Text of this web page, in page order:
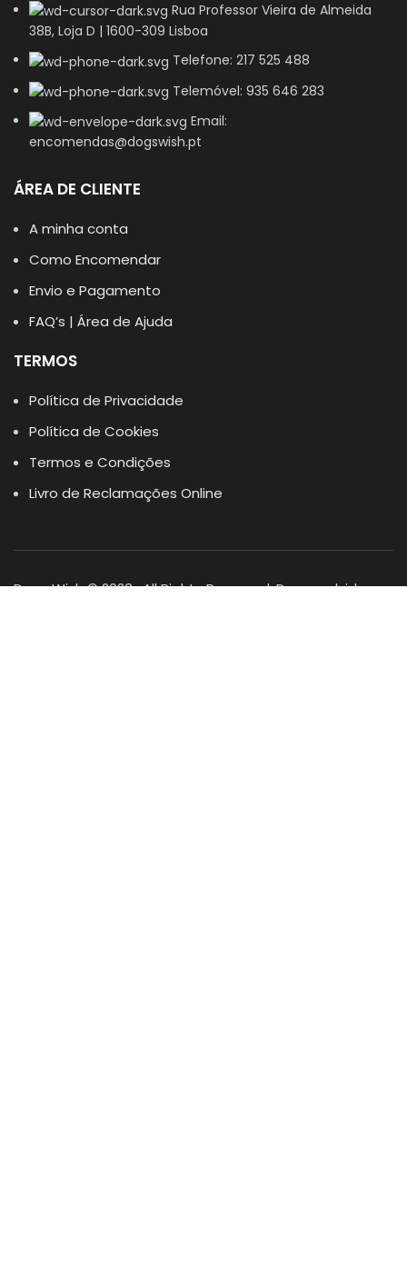
Rua Professor Vieira de Almeida
38B, Loja D | 1600-309 Lisboa
Telefone: 217 525 488
Telemóvel: 935 646 283
Email:
encomendas@dogswish.pt
ÁREA DE CLIENTE
A minha conta
Como Encomendar
Envio e Pagamento
FAQ’s | Área de Ajuda
TERMOS
Política de Privacidade
Política de Cookies
Termos e Condições
Livro de Reclamações Online
Dogs Wish © 2023 . All Rights Reserved. Desenvolvido por